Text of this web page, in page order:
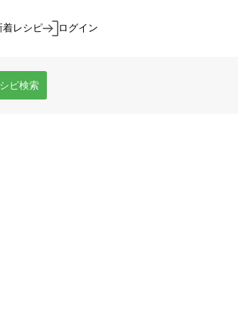
着レシピ ログイン
ピ検索